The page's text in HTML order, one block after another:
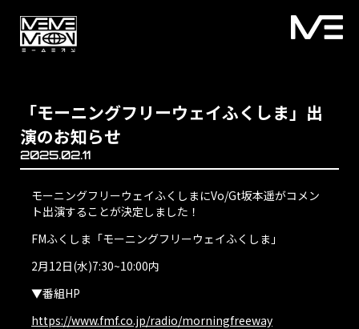
「モーニングフリーウェイふくしま」出
演のお知らせ
2025.02.11
モーニングフリーウェイふくしまにVo/Gt坂本遥がコメン
ト出演することが決定しました！
FMふくしま「モーニングフリーウェイふくしま」
2月12日(水)7:30~10:00内
▼番組HP
https://www.fmf.co.jp/radio/morningfreeway